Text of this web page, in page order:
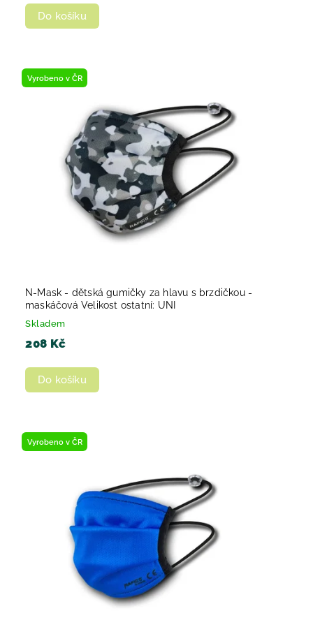
Do košíku
Vyrobeno v ČR
N-Mask - dětská gumičky za hlavu s brzdičkou -
maskáčová Velikost ostatní: UNI
Skladem
208 Kč
Do košíku
Vyrobeno v ČR